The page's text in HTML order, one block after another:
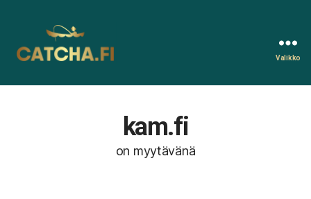
Valikko
kam.fi
on myytävänä